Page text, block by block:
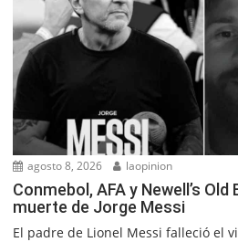
agosto 8, 2026 laopinion
Conmebol, AFA y Newell’s
muerte de Jorge Messi
El padre de Lionel Messi falleció el